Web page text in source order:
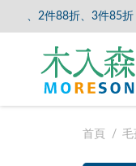
、3件85折
首頁 毛